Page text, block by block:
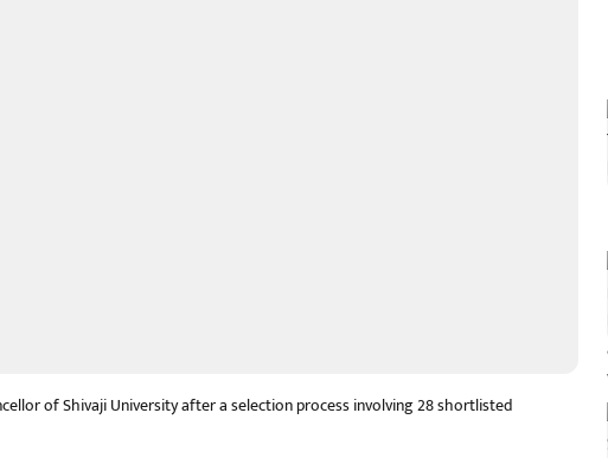
of Shivaji University after a selection process involving 28 shortlisted